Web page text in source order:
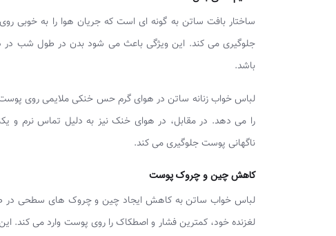
ساختار بافت ساتن به گونه‌ ای است که جریان هوا را به‌
جلوگیری می‌ کند. این ویژگی باعث می‌ شود بدن در طول شب در
باشد.
لباس خواب زنانه ساتن در هوای گرم حس خنکی ملایمی روی پوست
را می‌ دهد. در مقابل، در هوای خنک نیز به دلیل تماس نرم و
ناگهانی پوست جلوگیری می‌ کند.
کاهش چین و چروک پوست
لباس خواب ساتن به کاهش ایجاد چین و چروک‌ های سطحی در
لغزنده خود، کمترین فشار و اصطکاک را روی پوست وارد می‌